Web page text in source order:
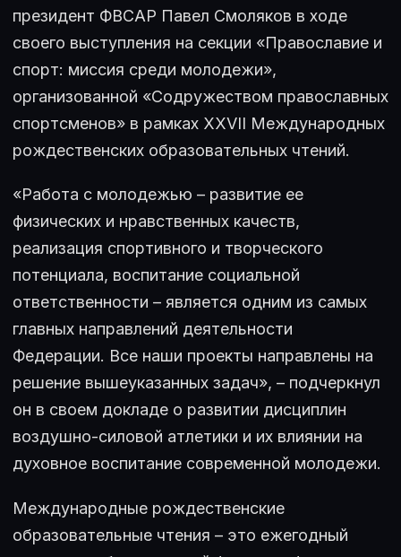
президент ФВСАР Павел Смоляков в ходе
своего выступления на секции «Православие и
спорт: миссия среди молодежи»,
организованной «Содружеством православных
спортсменов» в рамках XXVII Международных
рождественских образовательных чтений.
«Работа с молодежью – развитие ее
физических и нравственных качеств,
реализация спортивного и творческого
потенциала, воспитание социальной
ответственности – является одним из самых
главных направлений деятельности
Федерации. Все наши проекты направлены на
решение вышеуказанных задач», – подчеркнул
он в своем докладе о развитии дисциплин
воздушно-силовой атлетики и их влиянии на
духовное воспитание современной молодежи.
Международные рождественские
образовательные чтения – это ежегодный